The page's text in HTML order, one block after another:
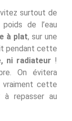
surtout de
de l’eau
à plat, sur une
pendant cette
ni radiateur !
On évitera
cette
repasser au